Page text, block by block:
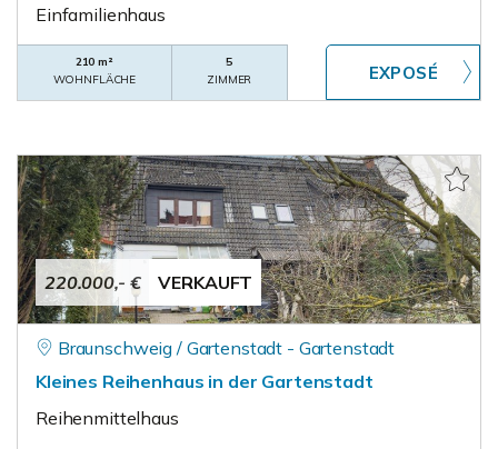
Einfamilienhaus
210 m²
WOHNFLÄCHE
5
ZIMMER
220.000,- € VERKAUFT
Braunschweig / Gartenstadt - Gartenstadt
Kleines Reihenhaus in der Gartenstadt
Reihenmittelhaus